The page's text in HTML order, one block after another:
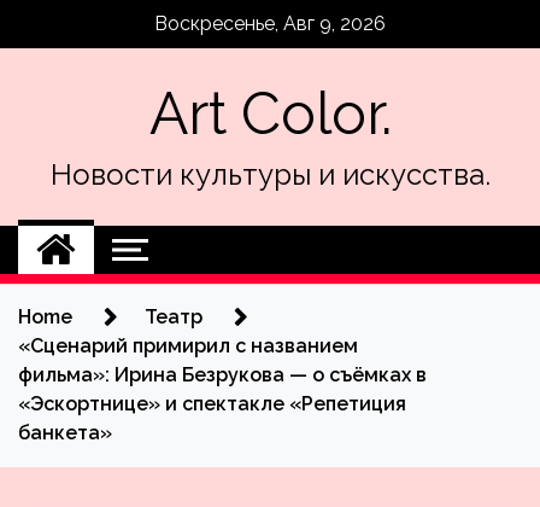
Воскресенье, Авг 9, 2026
Art Color.
Новости культуры и искусства.
Home
Театр
«Сценарий примирил с названием
фильма»: Ирина Безрукова — о съёмках в
«Эскортнице» и спектакле «Репетиция
банкета»